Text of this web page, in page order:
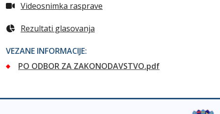
Videosnimka rasprave
Rezultati glasovanja
VEZANE INFORMACIJE:
PO ODBOR ZA ZAKONODAVSTVO.pdf